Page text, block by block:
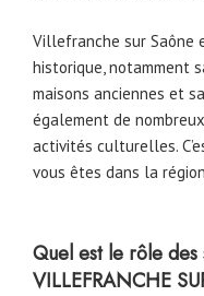
Villefranche sur Saône
historique, notamment
maisons anciennes et
également de
activités culturelles.
vous êtes dans la
Quel est le rôle
VILLEFRANCHE